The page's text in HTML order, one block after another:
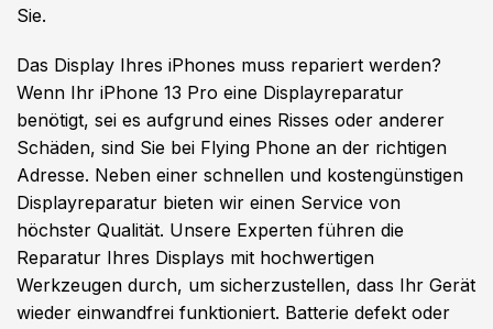
Sie.
Das Display Ihres iPhones muss repariert werden?
Wenn Ihr iPhone 13 Pro eine Displayreparatur
benötigt, sei es aufgrund eines Risses oder anderer
Schäden, sind Sie bei Flying Phone an der richtigen
Adresse. Neben einer schnellen und kostengünstigen
Displayreparatur bieten wir einen Service von
höchster Qualität. Unsere Experten führen die
Reparatur Ihres Displays mit hochwertigen
Werkzeugen durch, um sicherzustellen, dass Ihr Gerät
wieder einwandfrei funktioniert. Batterie defekt oder